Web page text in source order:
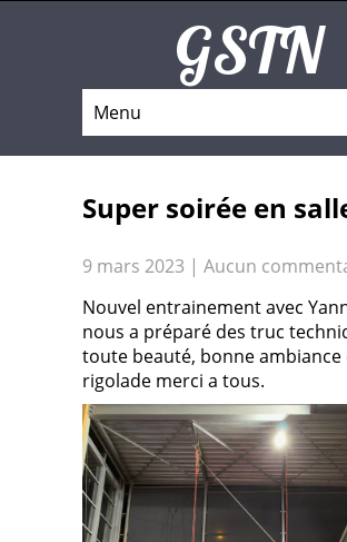
GSTN
Menu
Super soirée en
9 mars 2023 | Aucun
Nouvel entrainement avec
nous a préparé des truc
toute beauté, bonne ambiance
rigolade merci a tous.